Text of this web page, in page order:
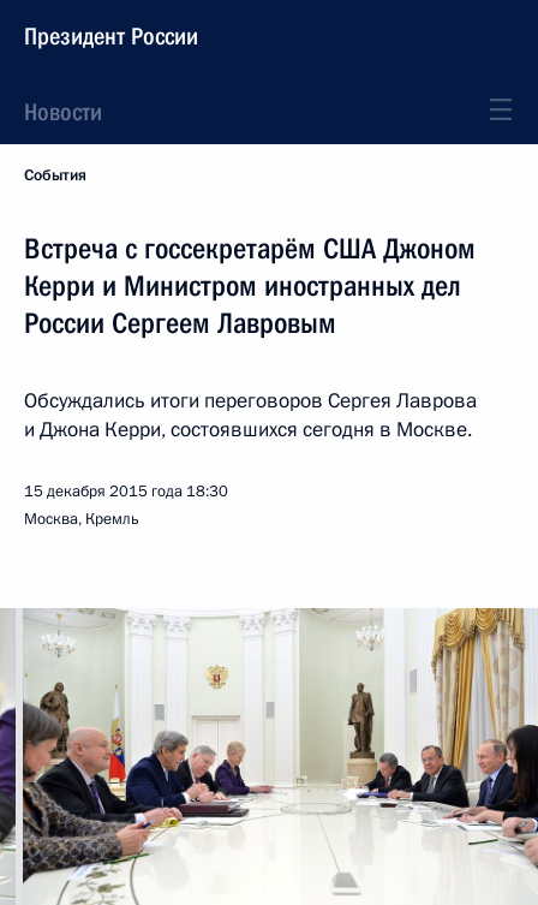
Президент России
Новости
События
Встреча с госсекретарём США Джоном
Керри и Министром иностранных дел
России Сергеем Лавровым
Обсуждались итоги переговоров Сергея Лаврова
и Джона Керри, состоявшихся сегодня в Москве.
15 декабря 2015 года 18:30
Москва, Кремль